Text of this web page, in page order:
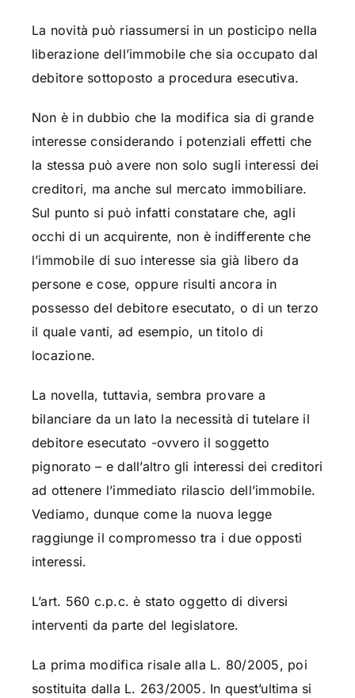
La novità può riassumersi in un posticipo nella
liberazione dell’immobile che sia occupato dal
debitore sottoposto a procedura esecutiva.
Non è in dubbio che la modifica sia di grande
interesse considerando i potenziali effetti che
la stessa può avere non solo sugli interessi dei
creditori, ma anche sul mercato immobiliare.
Sul punto si può infatti constatare che, agli
occhi di un acquirente, non è indifferente che
l’immobile di suo interesse sia già libero da
persone e cose, oppure risulti ancora in
possesso del debitore esecutato, o di un terzo
il quale vanti, ad esempio, un titolo di
locazione.
La novella, tuttavia, sembra provare a
bilanciare da un lato la necessità di tutelare il
debitore esecutato -ovvero il soggetto
pignorato – e dall’altro gli interessi dei creditori
ad ottenere l’immediato rilascio dell’immobile.
Vediamo, dunque come la nuova legge
raggiunge il compromesso tra i due opposti
interessi.
L’art. 560 c.p.c. è stato oggetto di diversi
interventi da parte del legislatore.
La prima modifica risale alla L. 80/2005, poi
sostituita dalla L. 263/2005. In quest’ultima si